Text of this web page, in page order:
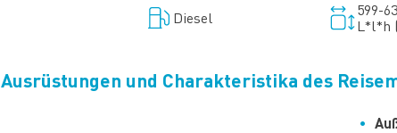
Diesel
599-
L*l*h
Ausrüstungen und Charakteristika des